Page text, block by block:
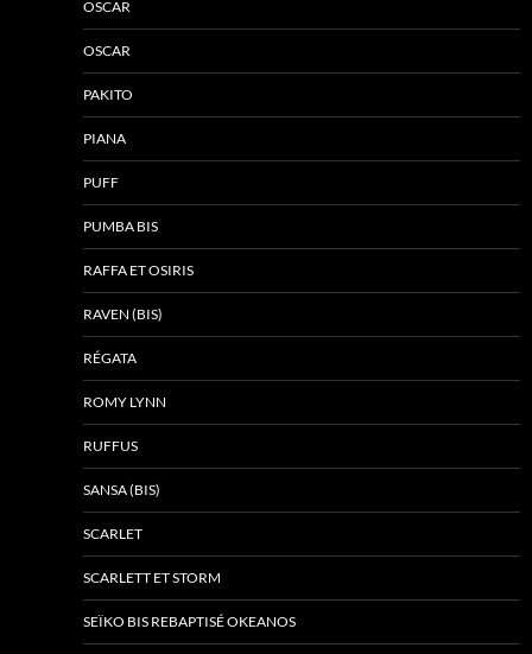
OSCAR
OSCAR
PAKITO
PIANA
PUFF
PUMBA BIS
RAFFA ET OSIRIS
RAVEN (BIS)
RÉGATA
ROMY LYNN
RUFFUS
SANSA (BIS)
SCARLET
SCARLETT ET STORM
SEÏKO BIS REBAPTISÉ OKEANOS